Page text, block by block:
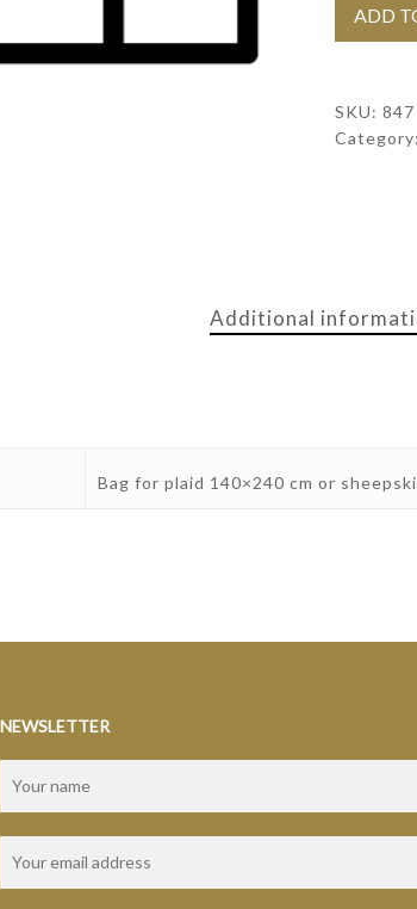
ADD
SKU: 847
Category:
Additional
Bag for plaid 140×240 cm or
NEWSLETTER